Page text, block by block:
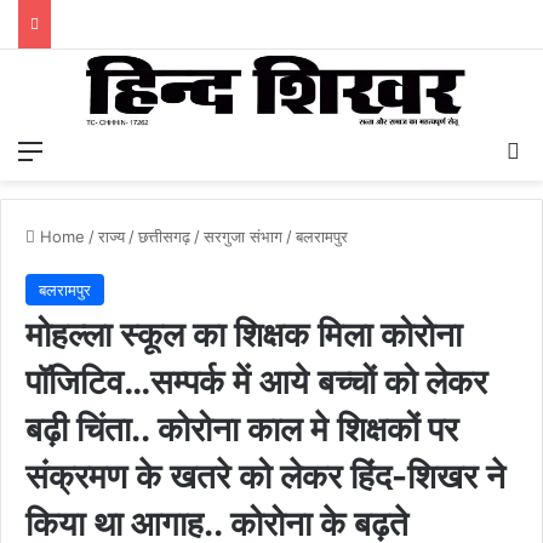
Home /राज्य/छत्तीसगढ़/सरगुजा संभाग/बलरामपुर
बलरामपुर
मोहल्ला स्कूल का शिक्षक मिला कोरोना
पॉजिटिव…सम्पर्क में आये बच्चों को लेकर
बढ़ी चिंता.. कोरोना काल मे शिक्षकों पर
संक्रमण के खतरे को लेकर हिंद-शिखर ने
किया था आगाह.. कोरोना के बढ़ते